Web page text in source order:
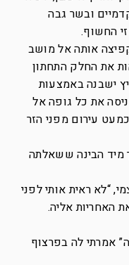
ובשר גבה
החשוף.
אותה אל מושב
את החלק התחתון
ישבנה באמצעות
את כל גופה אל
עירום מפני הזר
מיד הבינה ששאלתה
“לא ראית אותי לפני
האחריות אליה.
אמרתי לה בפרצוף